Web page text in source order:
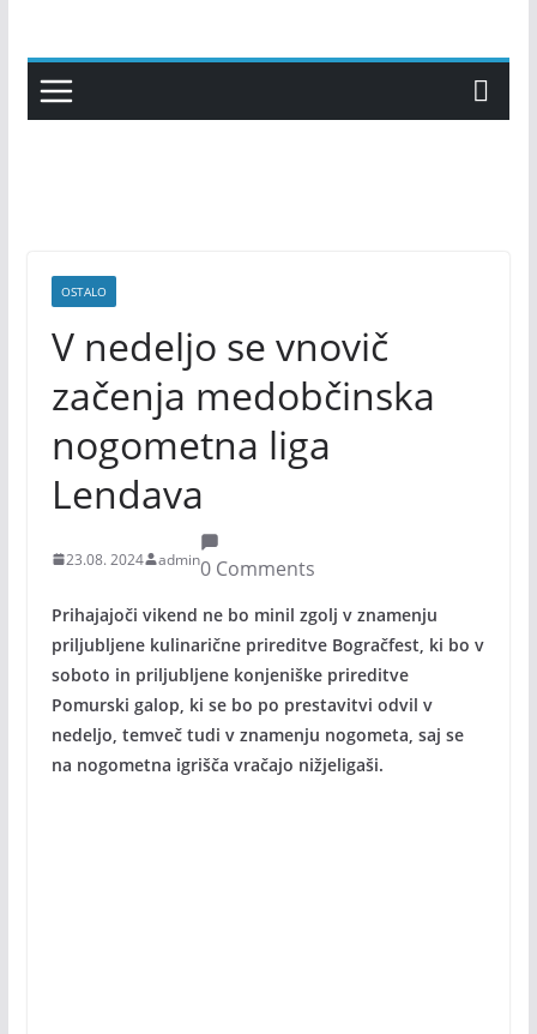
content
OSTALO
V nedeljo se vnovič
začenja medobčinska
nogometna liga
Lendava
23.08. 2024 admin0 Comments
Prihajajoči vikend ne bo minil zgolj v znamenju
priljubljene kulinarične prireditve Bogračfest, ki bo v
soboto in priljubljene konjeniške prireditve
Pomurski galop, ki se bo po prestavitvi odvil v
nedeljo, temveč tudi v znamenju nogometa, saj se
na nogometna igrišča vračajo nižjeligaši.